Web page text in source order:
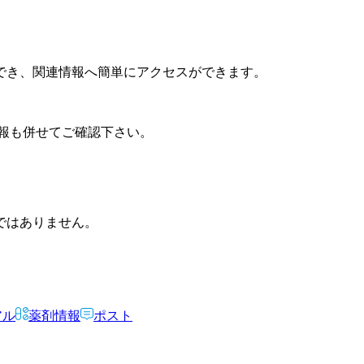
、関連情報へ簡単にアクセスができます。
併せてご確認下さい。
ありません。
ル 薬剤情報 ポスト